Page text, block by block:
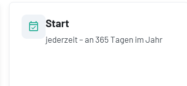
Start
jederzeit – an 365 Tagen im Jahr